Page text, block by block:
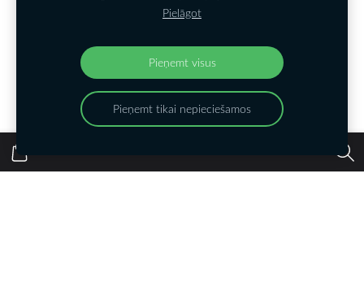
Kontakttālrunis: +37126550916;
Tiekamies arī:
Pielāgot
Pieņemt visus
Pieņemt tikai nepieciešamos